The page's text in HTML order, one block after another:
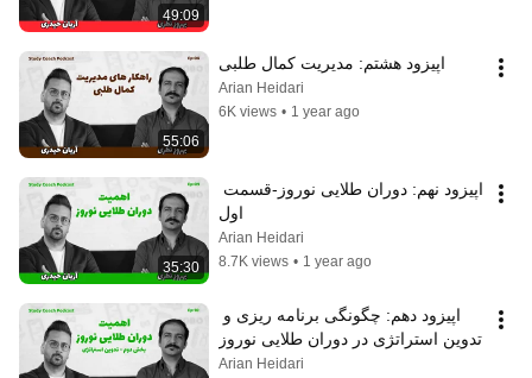
49:09
55:06
اپیزود هشتم: مدیریت کمال طلبی
Arian Heidari
6K views • 1 year ago
35:30
اول
Arian Heidari
8.7K views • 1 year ago
تدوین استراتژی در دوران طلایی نوروز
Arian Heidari